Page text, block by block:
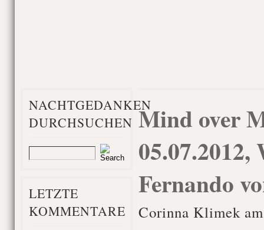
NACHTGEDANKEN
DURCHSUCHEN
LETZTE
KOMMENTARE
Mind over
Fernando
Corinna Klimek